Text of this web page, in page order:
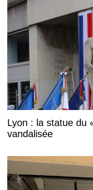
Lyon : la statue du
vandalisée